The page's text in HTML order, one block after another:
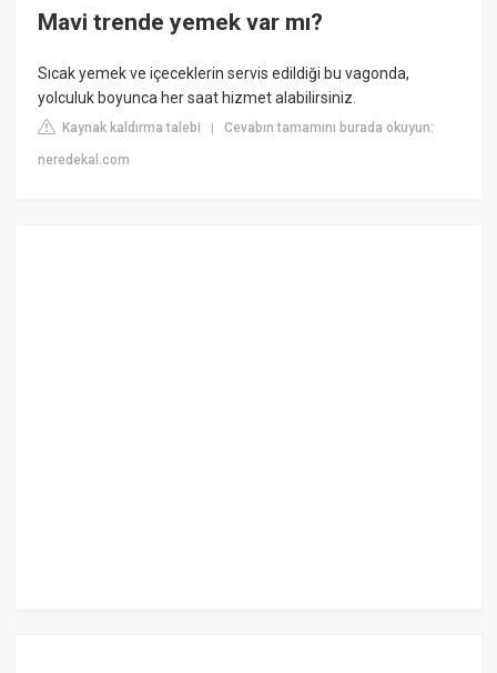
Mavi trende yemek var mı?
Sıcak yemek ve içeceklerin servis edildiği bu vagonda,
yolculuk boyunca her saat hizmet alabilirsiniz.
Kaynak kaldırma talebi |Cevabın tamamını burada okuyun:
neredekal.com